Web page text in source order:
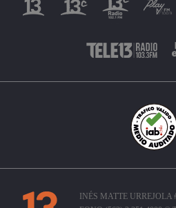
INÉS MATTE